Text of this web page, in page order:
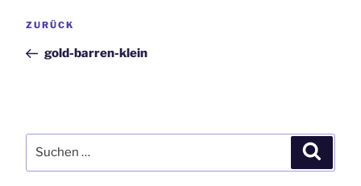
Vorheriger
ZURÜCK
gold-barren-klein
nach: